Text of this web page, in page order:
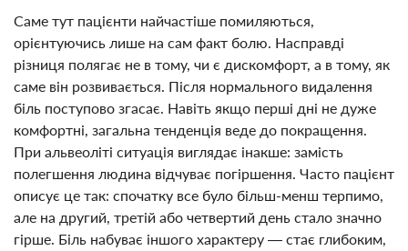
Саме тут пацієнти найчастіше помиляються,
орієнтуючись лише на сам факт болю. Насправді
різниця полягає не в тому, чи є дискомфорт, а в тому, як
саме він розвивається. Після нормального видалення
біль поступово згасає. Навіть якщо перші дні не дуже
комфортні, загальна тенденція веде до покращення.
При альвеоліті ситуація виглядає інакше: замість
полегшення людина відчуває погіршення. Часто пацієнт
описує це так: спочатку все було більш-менш терпимо,
але на другий, третій або четвертий день стало значно
гірше. Біль набуває іншого характеру — стає глибоким,